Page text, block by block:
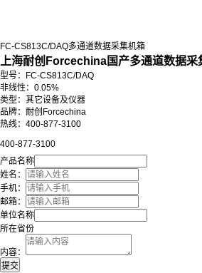
FC-CS813C/DAQ多通道数据采集机箱
上海耐创Forcechina国产多通道数据采
型号：FC-CS813C/DAQ
非线性：0.05%
类型：其它设备及仪器
品牌：耐创Forcechina
热线：400-877-3100
400-877-3100
产品名称
姓名：
手机：
邮箱：
单位名称
所在省份
内容：